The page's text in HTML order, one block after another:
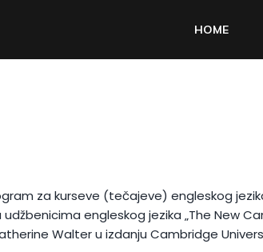
HOME
za kurseve (tečajeve) engleskog
engleskog jezika „The New
Walter u izdanju Cambridge